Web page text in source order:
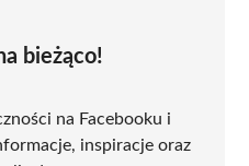
bieżąco!
na Facebooku i
inspiracje oraz